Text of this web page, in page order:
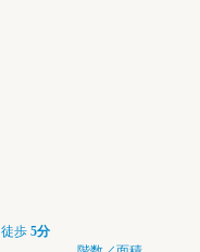
徒歩 5分